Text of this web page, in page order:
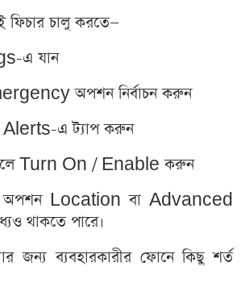
ফিচার চালু করতে—
এ যান
অপশন নির্বাচন করুন
এ ট্যাপ করুন
Turn On / Enable করুন
অপশন Location বা Advanced
থাকতে পারে।
জন্য ব্যবহারকারীর ফোনে কিছু শর্ত